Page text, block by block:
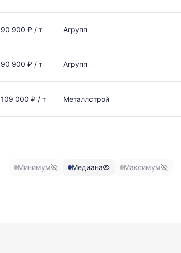
90 900 ₽ / т Агрупп
90 900 ₽ / т Агрупп
109 000 ₽ / т Металлстрой
Минимум Медиана Максимум